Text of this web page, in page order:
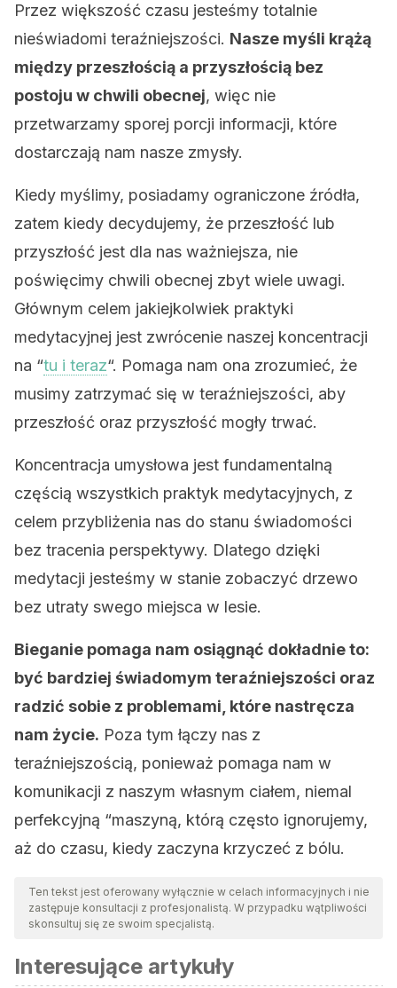
Przez większość czasu jesteśmy totalnie
nieświadomi teraźniejszości. Nasze myśli krążą
między przeszłością a przyszłością bez
postoju w chwili obecnej, więc nie
przetwarzamy sporej porcji informacji, które
dostarczają nam nasze zmysły.
Kiedy myślimy, posiadamy ograniczone źródła,
zatem kiedy decydujemy, że przeszłość lub
przyszłość jest dla nas ważniejsza, nie
poświęcimy chwili obecnej zbyt wiele uwagi.
Głównym celem jakiejkolwiek praktyki
medytacyjnej jest zwrócenie naszej koncentracji
na “tu i teraz“. Pomaga nam ona zrozumieć, że
musimy zatrzymać się w teraźniejszości, aby
przeszłość oraz przyszłość mogły trwać.
Koncentracja umysłowa jest fundamentalną
częścią wszystkich praktyk medytacyjnych, z
celem przybliżenia nas do stanu świadomości
bez tracenia perspektywy. Dlatego dzięki
medytacji jesteśmy w stanie zobaczyć drzewo
bez utraty swego miejsca w lesie.
Bieganie pomaga nam osiągnąć dokładnie to:
być bardziej świadomym teraźniejszości oraz
radzić sobie z problemami, które nastręcza
nam życie. Poza tym łączy nas z
teraźniejszością, ponieważ pomaga nam w
komunikacji z naszym własnym ciałem, niemal
perfekcyjną “maszyną, którą często ignorujemy,
aż do czasu, kiedy zaczyna krzyczeć z bólu.
Ten tekst jest oferowany wyłącznie w celach informacyjnych i nie
zastępuje konsultacji z profesjonalistą. W przypadku wątpliwości
skonsultuj się ze swoim specjalistą.
Interesujące artykuły